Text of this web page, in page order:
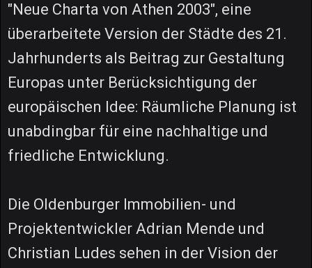
"Neue Charta von Athen 2003", eine
überarbeitete Version der Städte des 21.
Jahrhunderts als Beitrag zur Gestaltung
Europas unter Berücksichtigung der
europäischen Idee: Räumliche Planung ist
unabdingbar für eine nachhaltige und
friedliche Entwicklung.
Die Oldenburger Immobilien- und
Projektentwickler Adrian Mende und
Christian Ludes sehen in der Vision der